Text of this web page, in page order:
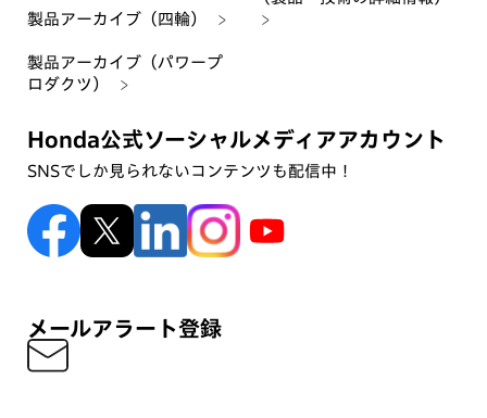
製品アーカイブ（四輪）
製品アーカイブ（パワープ
ロダクツ）
Honda公式ソーシャルメディアアカウント
SNSでしか見られないコンテンツも配信中！
メールアラート登録